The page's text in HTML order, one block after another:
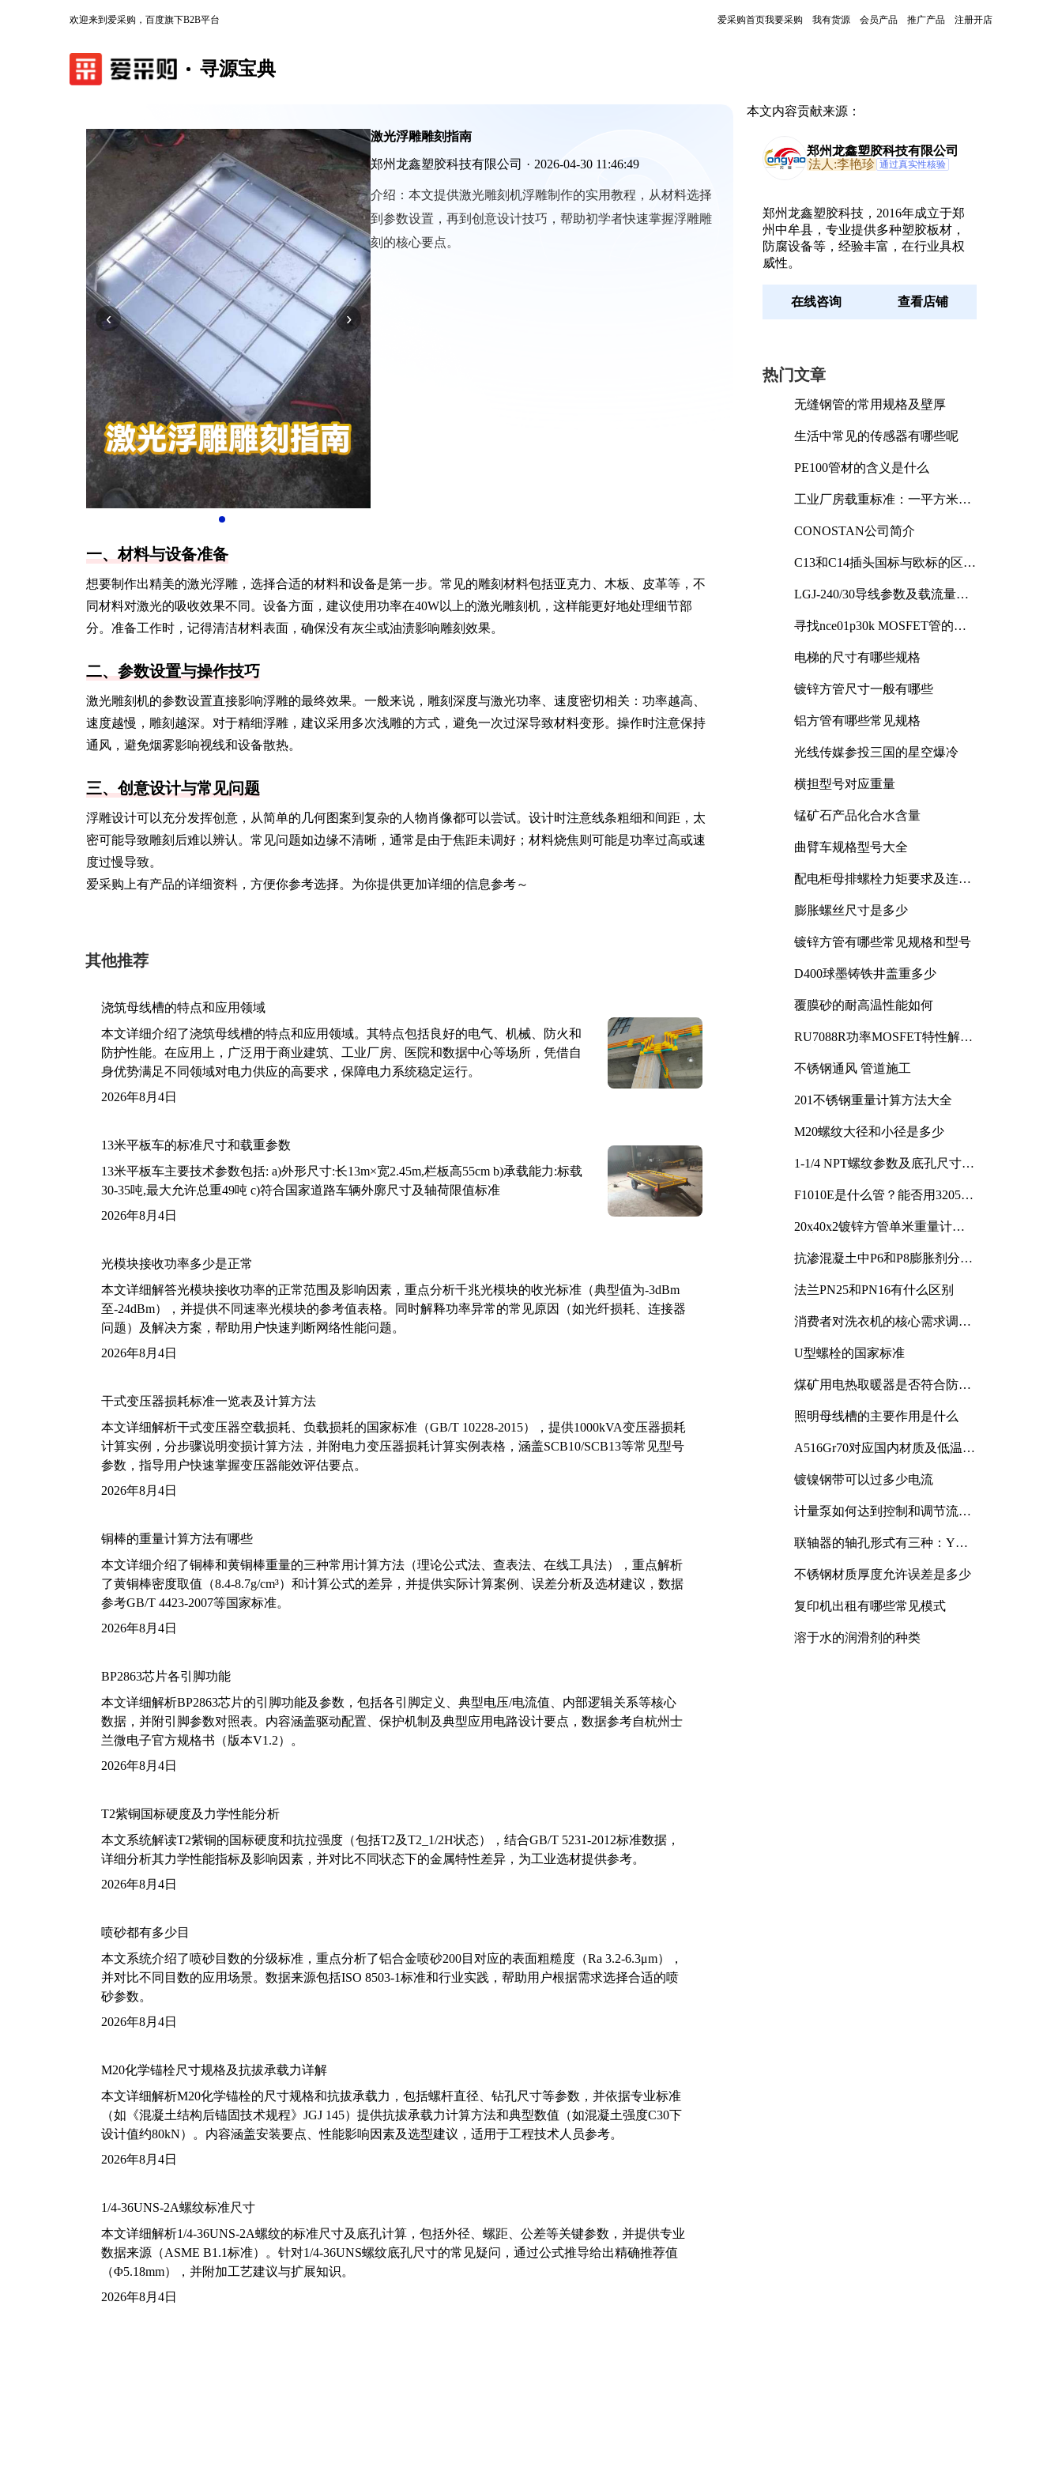
欢迎来到爱采购，百度旗下B2B平台 爱采购首页我要采购 我有货源 会员产品 推广产品 注册开店
寻源宝典
‹ ›
激光浮雕雕刻指南
郑州龙鑫塑胶科技有限公司 · 2026-04-30 11:46:49
介绍： 本文提供激光雕刻机浮雕制作的实用教程，从材料选择
到参数设置，再到创意设计技巧，帮助初学者快速掌握浮雕雕
刻的核心要点。
一、材料与设备准备
想要制作出精美的激光浮雕，选择合适的材料和设备是第一步。常见的雕刻材料包括亚克力、木板、皮革等，不
同材料对激光的吸收效果不同。设备方面，建议使用功率在40W以上的激光雕刻机，这样能更好地处理细节部
分。准备工作时，记得清洁材料表面，确保没有灰尘或油渍影响雕刻效果。
二、参数设置与操作技巧
激光雕刻机的参数设置直接影响浮雕的最终效果。一般来说，雕刻深度与激光功率、速度密切相关：功率越高、
速度越慢，雕刻越深。对于精细浮雕，建议采用多次浅雕的方式，避免一次过深导致材料变形。操作时注意保持
通风，避免烟雾影响视线和设备散热。
三、创意设计与常见问题
浮雕设计可以充分发挥创意，从简单的几何图案到复杂的人物肖像都可以尝试。设计时注意线条粗细和间距，太
密可能导致雕刻后难以辨认。常见问题如边缘不清晰，通常是由于焦距未调好；材料烧焦则可能是功率过高或速
度过慢导致。
爱采购上有产品的详细资料，方便你参考选择。为你提供更加详细的信息参考～
其他推荐
浇筑母线槽的特点和应用领域
本文详细介绍了浇筑母线槽的特点和应用领域。其特点包括良好的电气、机械、防火和
防护性能。在应用上，广泛用于商业建筑、工业厂房、医院和数据中心等场所，凭借自
身优势满足不同领域对电力供应的高要求，保障电力系统稳定运行。
2026年8月4日
13米平板车的标准尺寸和载重参数
13米平板车主要技术参数包括: a)外形尺寸:长13m×宽2.45m,栏板高55cm b)承载能力:标载
30-35吨,最大允许总重49吨 c)符合国家道路车辆外廓尺寸及轴荷限值标准
2026年8月4日
光模块接收功率多少是正常
本文详细解答光模块接收功率的正常范围及影响因素，重点分析千兆光模块的收光标准（典型值为-3dBm
至-24dBm），并提供不同速率光模块的参考值表格。同时解释功率异常的常见原因（如光纤损耗、连接器
问题）及解决方案，帮助用户快速判断网络性能问题。
2026年8月4日
干式变压器损耗标准一览表及计算方法
本文详细解析干式变压器空载损耗、负载损耗的国家标准（GB/T 10228-2015），提供1000kVA变压器损耗
计算实例，分步骤说明变损计算方法，并附电力变压器损耗计算实例表格，涵盖SCB10/SCB13等常见型号
参数，指导用户快速掌握变压器能效评估要点。
2026年8月4日
铜棒的重量计算方法有哪些
本文详细介绍了铜棒和黄铜棒重量的三种常用计算方法（理论公式法、查表法、在线工具法），重点解析
了黄铜棒密度取值（8.4-8.7g/cm³）和计算公式的差异，并提供实际计算案例、误差分析及选材建议，数据
参考GB/T 4423-2007等国家标准。
2026年8月4日
BP2863芯片各引脚功能
本文详细解析BP2863芯片的引脚功能及参数，包括各引脚定义、典型电压/电流值、内部逻辑关系等核心
数据，并附引脚参数对照表。内容涵盖驱动配置、保护机制及典型应用电路设计要点，数据参考自杭州士
兰微电子官方规格书（版本V1.2）。
2026年8月4日
T2紫铜国标硬度及力学性能分析
本文系统解读T2紫铜的国标硬度和抗拉强度（包括T2及T2_1/2H状态），结合GB/T 5231-2012标准数据，
详细分析其力学性能指标及影响因素，并对比不同状态下的金属特性差异，为工业选材提供参考。
2026年8月4日
喷砂都有多少目
本文系统介绍了喷砂目数的分级标准，重点分析了铝合金喷砂200目对应的表面粗糙度（Ra 3.2-6.3μm），
并对比不同目数的应用场景。数据来源包括ISO 8503-1标准和行业实践，帮助用户根据需求选择合适的喷
砂参数。
2026年8月4日
M20化学锚栓尺寸规格及抗拔承载力详解
本文详细解析M20化学锚栓的尺寸规格和抗拔承载力，包括螺杆直径、钻孔尺寸等参数，并依据专业标准
（如《混凝土结构后锚固技术规程》JGJ 145）提供抗拔承载力计算方法和典型数值（如混凝土强度C30下
设计值约80kN）。内容涵盖安装要点、性能影响因素及选型建议，适用于工程技术人员参考。
2026年8月4日
1/4-36UNS-2A螺纹标准尺寸
本文详细解析1/4-36UNS-2A螺纹的标准尺寸及底孔计算，包括外径、螺距、公差等关键参数，并提供专业
数据来源（ASME B1.1标准）。针对1/4-36UNS螺纹底孔尺寸的常见疑问，通过公式推导给出精确推荐值
（Φ5.18mm），并附加工艺建议与扩展知识。
2026年8月4日
本文内容贡献来源：
郑州龙鑫塑胶科技有限公司
法人:李艳珍 通过真实性核验
郑州龙鑫塑胶科技，2016年成立于郑
州中牟县，专业提供多种塑胶板材，
防腐设备等，经验丰富，在行业具权
威性。
在线咨询 查看店铺
热门文章
无缝钢管的常用规格及壁厚
生活中常见的传感器有哪些呢
PE100管材的含义是什么
工业厂房载重标准：一平方米能
CONOSTAN公司简介
C13和C14插头国标与欧标的区别
LGJ-240/30导线参数及载流量解
寻找nce01p30k MOSFET管的合
电梯的尺寸有哪些规格
镀锌方管尺寸一般有哪些
铝方管有哪些常见规格
光线传媒参投三国的星空爆冷
横担型号对应重量
锰矿石产品化合水含量
曲臂车规格型号大全
配电柜母排螺栓力矩要求及连接
膨胀螺丝尺寸是多少
镀锌方管有哪些常见规格和型号
D400球墨铸铁井盖重多少
覆膜砂的耐高温性能如何
RU7088R功率MOSFET特性解析
不锈钢通风 管道施工
201不锈钢重量计算方法大全
M20螺纹大径和小径是多少
1-1/4 NPT螺纹参数及底孔尺寸详
F1010E是什么管？能否用3205或
20x40x2镀锌方管单米重量计算
抗渗混凝土中P6和P8膨胀剂分别
法兰PN25和PN16有什么区别
消费者对洗衣机的核心需求调研
U型螺栓的国家标准
煤矿用电热取暖器是否符合防爆
照明母线槽的主要作用是什么
A516Gr70对应国内材质及低温冲
镀镍钢带可以过多少电流
计量泵如何达到控制和调节流量
联轴器的轴孔形式有三种：Y
不锈钢材质厚度允许误差是多少
复印机出租有哪些常见模式
溶于水的润滑剂的种类